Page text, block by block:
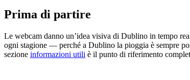
Prima di partire
Le webcam danno un’idea visiva di Dublino in tempo
ogni stagione — perché a Dublino la pioggia è sempre
sezione informazioni utili è il punto di riferimento